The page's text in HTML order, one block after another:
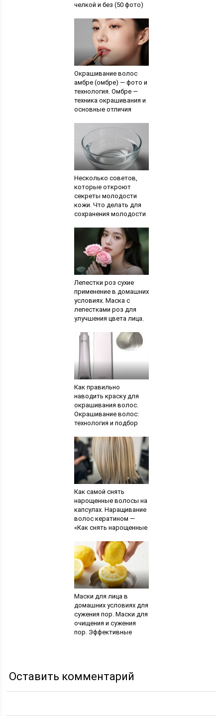
челкой и без (50 фото)
Окрашивание волос
амбре (омбре) — фото и
технология. Омбре —
техника окрашивания и
основные отличия
Несколько советов,
которые откроют
секреты молодости
кожи. Что делать для
сохранения молодости
Лепестки роз сухие
применение в домашних
условиях. Маска с
лепестками роз для
улучшения цвета лица.
лепестков розы
Как правильно
наводить краску для
окрашивания волос.
Окрашивание волос:
технология и подбор
правильный оттенок
Как самой снять
нарощенные волосы на
капсулах. Наращивание
волос кератином —
«Как снять нарощенные
условиях!»
Маски для лица в
домашних условиях для
сужения пор. Маски для
очищения и сужения
пор. Эффективные
Оставить комментарий